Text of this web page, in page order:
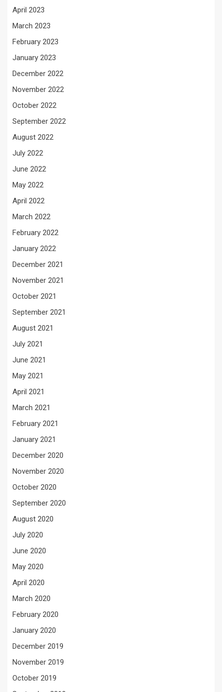
April 2023
March 2023
February 2023
January 2023
December 2022
November 2022
October 2022
September 2022
August 2022
July 2022
June 2022
May 2022
April 2022
March 2022
February 2022
January 2022
December 2021
November 2021
October 2021
September 2021
August 2021
July 2021
June 2021
May 2021
April 2021
March 2021
February 2021
January 2021
December 2020
November 2020
October 2020
September 2020
August 2020
July 2020
June 2020
May 2020
April 2020
March 2020
February 2020
January 2020
December 2019
November 2019
October 2019